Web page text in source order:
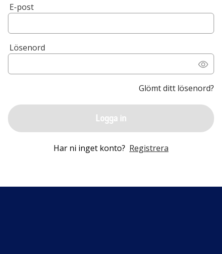
E-post
Lösenord
Glömt ditt lösenord?
Logga in
Har ni inget konto? Registrera